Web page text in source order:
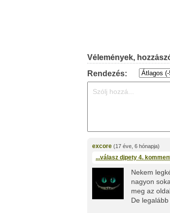
Vélemények,
Rendezés:
excore (17 éve, 6 hónapja)
...válasz djpety 4.
Nekem
nagyon
meg az
De